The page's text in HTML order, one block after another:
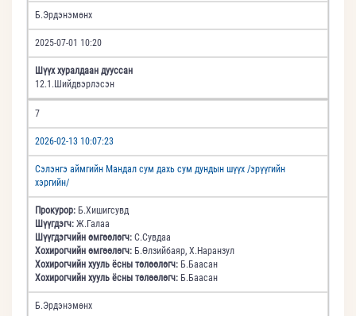
Б.Эрдэнэмөнх
2025-07-01 10:20
Шүүх хуралдаан дууссан
12.1.Шийдвэрлэсэн
7
2026-02-13 10:07:23
Сэлэнгэ аймгийн Мандал сум дахь сум дундын шүүх /эрүүгийн
хэргийн/
Прокурор: Б.Хишигсувд
Шүүгдэгч: Ж.Галаа
Шүүгдэгчийн өмгөөлөгч: С.Сувдаа
Хохирогчийн өмгөөлөгч: Б.Өлзийбаяр, Х.Наранзул
Хохирогчийн хууль ёсны төлөөлөгч: Б.Баасан
Хохирогчийн хууль ёсны төлөөлөгч: Б.Баасан
Б.Эрдэнэмөнх